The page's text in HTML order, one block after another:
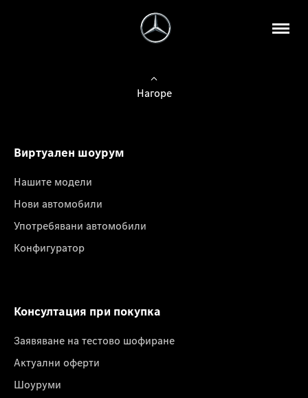
Нагоре
Виртуален шоурум
Нашите модели
Нови автомобили
Употребявани автомобили
Конфигуратор
Консултация при покупка
Заявяване на тестово шофиране
Актуални оферти
Шоуруми